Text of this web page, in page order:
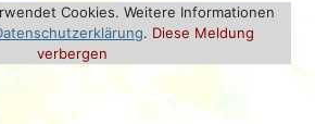
Cookies. Weitere Informationen
. Diese Meldung
verbergen